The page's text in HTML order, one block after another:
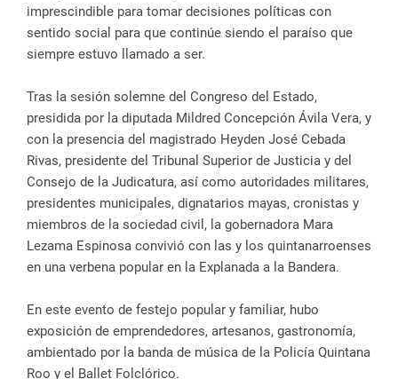
imprescindible para tomar decisiones políticas con
sentido social para que continúe siendo el paraíso que
siempre estuvo llamado a ser.
Tras la sesión solemne del Congreso del Estado,
presidida por la diputada Mildred Concepción Ávila Vera, y
con la presencia del magistrado Heyden José Cebada
Rivas, presidente del Tribunal Superior de Justicia y del
Consejo de la Judicatura, así como autoridades militares,
presidentes municipales, dignatarios mayas, cronistas y
miembros de la sociedad civil, la gobernadora Mara
Lezama Espinosa convivió con las y los quintanarroenses
en una verbena popular en la Explanada a la Bandera.
En este evento de festejo popular y familiar, hubo
exposición de emprendedores, artesanos, gastronomía,
ambientado por la banda de música de la Policía Quintana
Roo y el Ballet Folclórico.